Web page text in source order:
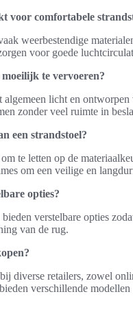
voor comfortabele
weerbestendige
voor goede
te vervoeren?
algemeen licht en
zonder veel ruimte in
een strandstoel?
te letten op de
om een veilige en
opties?
verstelbare opties
van de rug.
diverse retailers, zowel
verschillende modellen